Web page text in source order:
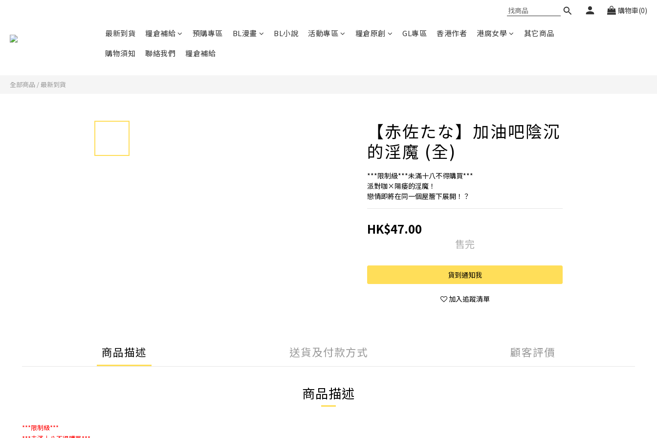
購物車(0)
最新到貨 糧倉補給 預購專區 BL漫畫 BL小說 活動專區 糧倉原創 GL專區 香港作者 港腐女學
其它商品
購物須知
聯絡我們 糧倉補給
全部商品 /最新到貨
【赤佐たな】加油吧陰沉
的淫魔 (全)
***限制級***未滿十八不得購買***
派對咖×陽痿的淫魔！
戀情即將在同一個屋簷下展開！？
HK$47.00
售完
貨到通知我
加入追蹤清單
商品描述 送貨及付款方式 顧客評價
商品描述
***限制級***